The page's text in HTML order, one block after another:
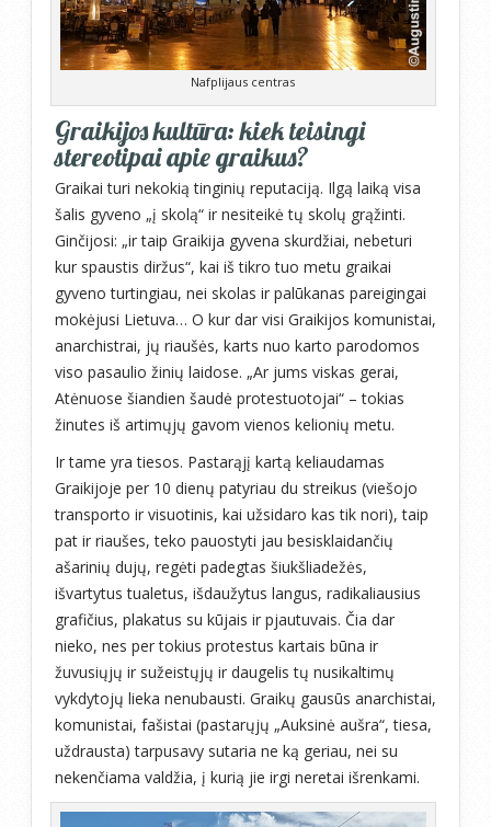
Nafplijaus centras
Graikijos kultūra: kiek teisingi
stereotipai apie graikus?
Graikai turi nekokią tinginių reputaciją. Ilgą laiką visa
šalis gyveno „į skolą“ ir nesiteikė tų skolų grąžinti.
Ginčijosi: „ir taip Graikija gyvena skurdžiai, nebeturi
kur spaustis diržus“, kai iš tikro tuo metu graikai
gyveno turtingiau, nei skolas ir palūkanas pareigingai
mokėjusi Lietuva… O kur dar visi Graikijos komunistai,
anarchistrai, jų riaušės, karts nuo karto parodomos
viso pasaulio žinių laidose. „Ar jums viskas gerai,
Atėnuose šiandien šaudė protestuotojai“ – tokias
žinutes iš artimųjų gavom vienos kelionių metu.
Ir tame yra tiesos. Pastarąjį kartą keliaudamas
Graikijoje per 10 dienų patyriau du streikus (viešojo
transporto ir visuotinis, kai užsidaro kas tik nori), taip
pat ir riaušes, teko pauostyti jau besisklaidančių
ašarinių dujų, regėti padegtas šiukšliadežės,
išvartytus tualetus, išdaužytus langus, radikaliausius
grafičius, plakatus su kūjais ir pjautuvais. Čia dar
nieko, nes per tokius protestus kartais būna ir
žuvusiųjų ir sužeistųjų ir daugelis tų nusikaltimų
vykdytojų lieka nenubausti. Graikų gausūs anarchistai,
komunistai, fašistai (pastarųjų „Auksinė aušra“, tiesa,
uždrausta) tarpusavy sutaria ne ką geriau, nei su
nekenčiama valdžia, į kurią jie irgi neretai išrenkami.